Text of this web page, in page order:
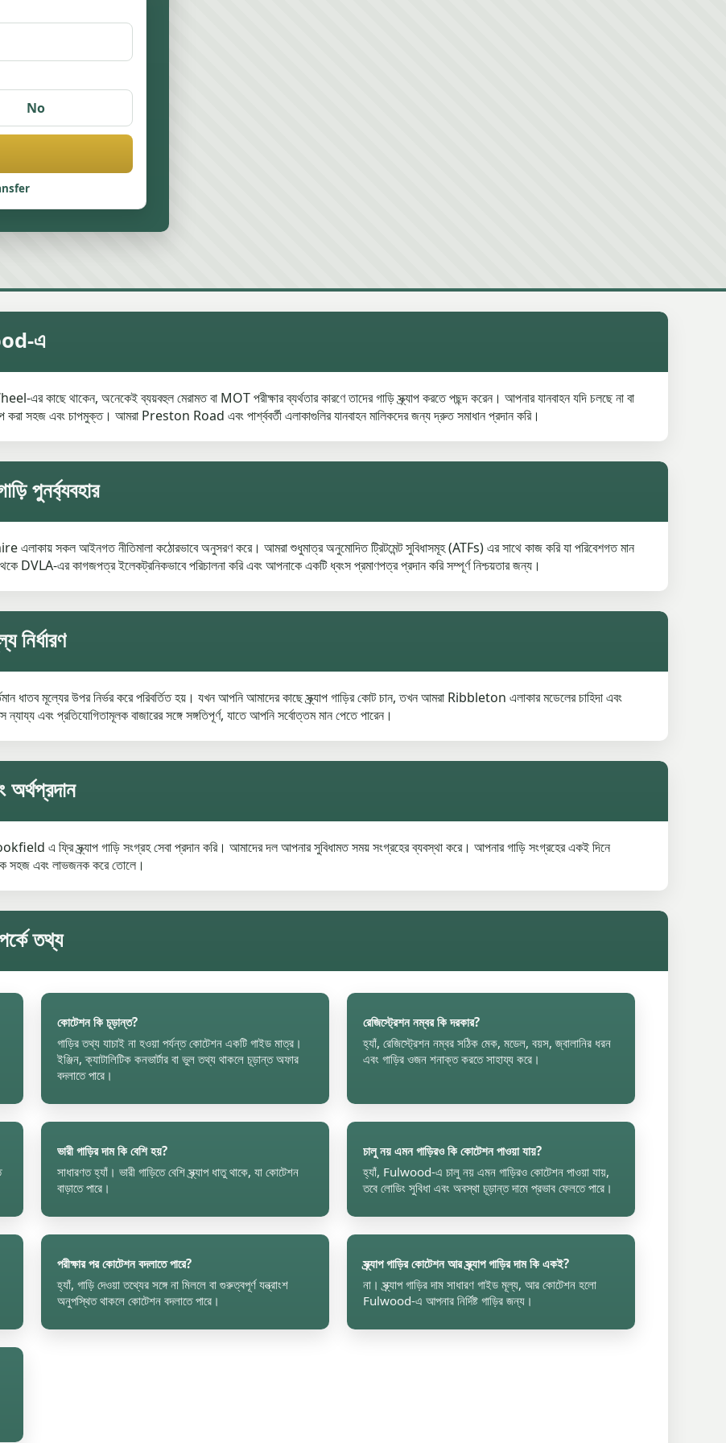
No
এ
থাকেন, অনেকেই ব্যয়বহুল মেরামত বা MOT পরীক্ষার ব্যর্থতার কারণে তাদের গাড়ি স্ক্র্যাপ করতে পছন্দ করেন। আপনার যানবাহন যদি চলছে না বা
করা সহজ এবং চাপমুক্ত। আমরা Preston Road এবং পার্শ্ববর্তী এলাকাগুলির যানবাহন মালিকদের জন্য দ্রুত সমাধান প্রদান করি।
পুনর্ব্যবহার
সকল আইনগত নীতিমালা কঠোরভাবে অনুসরণ করে। আমরা শুধুমাত্র অনুমোদিত ট্রিটমেন্ট সুবিধাসমূহ (ATFs) এর সাথে কাজ করি যা পরিবেশগত মান
DVLA-এর কাগজপত্র ইলেকট্রনিকভাবে পরিচালনা করি এবং আপনাকে একটি ধ্বংস প্রমাণপত্র প্রদান করি সম্পূর্ণ নিশ্চয়তার জন্য।
নির্ধারণ
ধাতব মূল্যের উপর নির্ভর করে পরিবর্তিত হয়। যখন আপনি আমাদের কাছে স্ক্র্যাপ গাড়ির কোট চান, তখন আমরা Ribbleton এলাকার মডেলের চাহিদা এবং
ন্যায্য এবং প্রতিযোগিতামূলক বাজারের সঙ্গে সঙ্গতিপূর্ণ, যাতে আপনি সর্বোত্তম মান পেতে পারেন।
এ ফ্রি স্ক্র্যাপ গাড়ি সংগ্রহ সেবা প্রদান করি। আমাদের দল আপনার সুবিধামত সময় সংগ্রহের ব্যবস্থা করে। আপনার গাড়ি সংগ্রহের একই দিনে
সহজ এবং লাভজনক করে তোলে।
তথ্য
কোটেশন কি চূড়ান্ত?
গাড়ির তথ্য যাচাই না হওয়া পর্যন্ত কোটেশন একটি গাইড মাত্র।
ইঞ্জিন, ক্যাটালিটিক কনভার্টার বা ভুল তথ্য থাকলে চূড়ান্ত অফার
বদলাতে পারে।
রেজিস্ট্রেশন নম্বর কি দরকার?
হ্যাঁ, রেজিস্ট্রেশন নম্বর সঠিক মেক, মডেল, বয়স, জ্বালানির ধরন
এবং গাড়ির ওজন শনাক্ত করতে সাহায্য করে।
ভারী গাড়ির দাম কি বেশি হয়?
সাধারণত হ্যাঁ। ভারী গাড়িতে বেশি স্ক্র্যাপ ধাতু থাকে, যা কোটেশন
বাড়াতে পারে।
চালু নয় এমন গাড়িরও কি কোটেশন পাওয়া যায়?
হ্যাঁ, Fulwood-এ চালু নয় এমন গাড়িরও কোটেশন পাওয়া যায়,
তবে লোডিং সুবিধা এবং অবস্থা চূড়ান্ত দামে প্রভাব ফেলতে পারে।
পরীক্ষার পর কোটেশন বদলাতে পারে?
হ্যাঁ, গাড়ি দেওয়া তথ্যের সঙ্গে না মিললে বা গুরুত্বপূর্ণ যন্ত্রাংশ
অনুপস্থিত থাকলে কোটেশন বদলাতে পারে।
স্ক্র্যাপ গাড়ির কোটেশন আর স্ক্র্যাপ গাড়ির দাম কি একই?
না। স্ক্র্যাপ গাড়ির দাম সাধারণ গাইড মূল্য, আর কোটেশন হলো
Fulwood-এ আপনার নির্দিষ্ট গাড়ির জন্য।